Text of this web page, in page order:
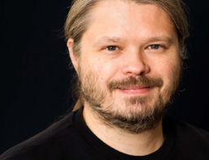
AKTUELT
Nyheter og
Ledige